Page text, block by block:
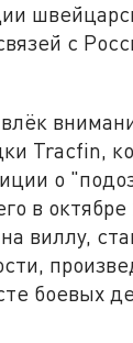
с
Tracfin,
о
в октябре
виллу,
боевых